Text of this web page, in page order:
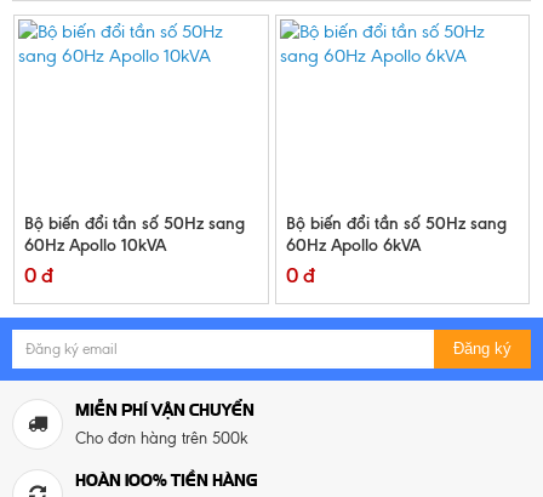
Bộ biến đổi tần số 50Hz sang
60Hz Apollo 10kVA
0 đ
Bộ biến đổi tần số 50Hz sang
60Hz Apollo 6kVA
0 đ
Đăng ký
MIỄN PHÍ VẬN CHUYỂN
Cho đơn hàng trên 500k
HOÀN 100% TIỀN HÀNG